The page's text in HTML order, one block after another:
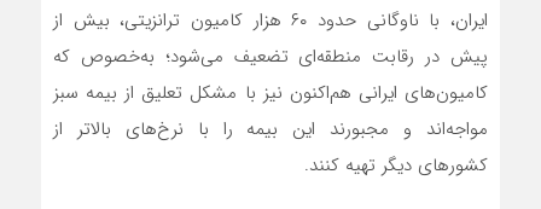
ایران، با ناوگانی حدود ۶۰ هزار کامیون ترانزیتی، بیش از
پیش در رقابت منطقه‌ای تضعیف می‌شود؛ به‌خصوص که
کامیون‌های ایرانی هم‌اکنون نیز با مشکل تعلیق از بیمه سبز
مواجه‌اند و مجبورند این بیمه را با نرخ‌های بالاتر از
کشورهای دیگر تهیه کنند.